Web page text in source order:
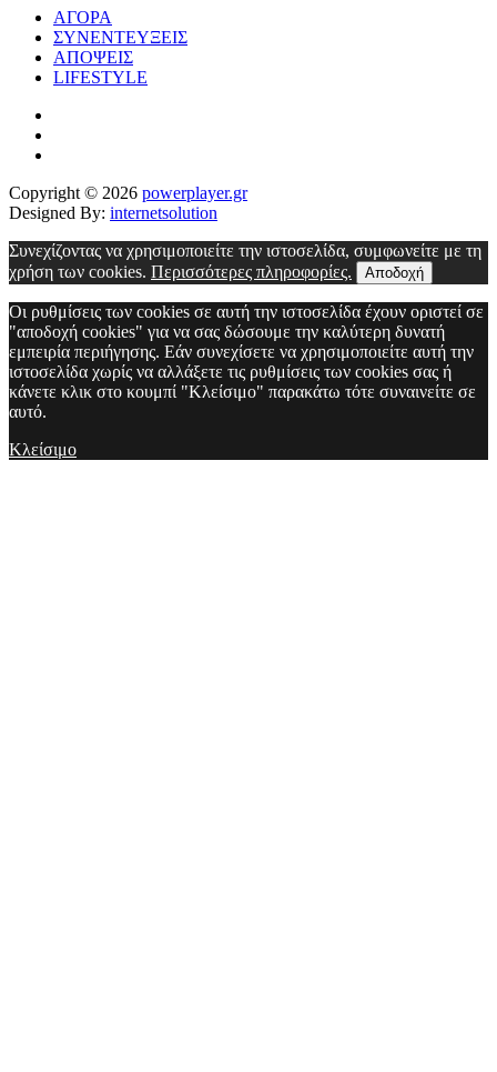
ΑΓΟΡΑ
ΣΥΝΕΝΤΕΥΞΕΙΣ
ΑΠΟΨΕΙΣ
LIFESTYLE
Copyright © 2026 powerplayer.gr
Designed By: internetsolution
Συνεχίζοντας να χρησιμοποιείτε την ιστοσελίδα, συμφωνείτε με τη
χρήση των cookies. Περισσότερες πληροφορίες. Αποδοχή
Οι ρυθμίσεις των cookies σε αυτή την ιστοσελίδα έχουν οριστεί σε
"αποδοχή cookies" για να σας δώσουμε την καλύτερη δυνατή
εμπειρία περιήγησης. Εάν συνεχίσετε να χρησιμοποιείτε αυτή την
ιστοσελίδα χωρίς να αλλάξετε τις ρυθμίσεις των cookies σας ή
κάνετε κλικ στο κουμπί "Κλείσιμο" παρακάτω τότε συναινείτε σε
αυτό.
Κλείσιμο